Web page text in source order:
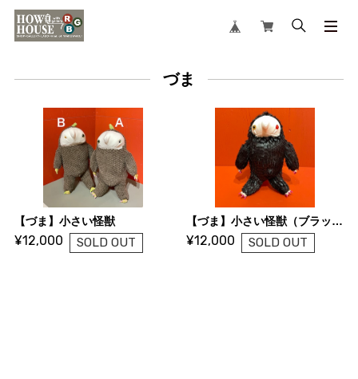
づま
【づま】小さい怪獣
¥12,000 SOLD OUT
【づま】小さい怪獣（ブラック）
¥12,000 SOLD OUT